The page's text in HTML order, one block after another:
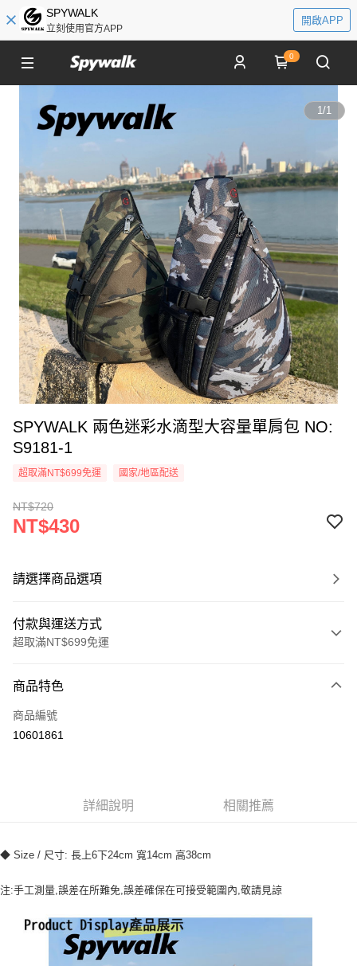
SPYWALK
立刻使用官方APP
開啟APP
0
1/1
SPYWALK 兩色迷彩水滴型大容量單肩包 NO:
S9181-1
超取滿NT$699免運 國家/地區配送
NT$720
NT$430
請選擇商品選項
付款與運送方式
超取滿NT$699免運
信用卡一次付款
超商取貨付款
每筆NT$70，滿NT$699(含以上)免運費
宅配
每筆NT$80，滿NT$699(含以上)免運費
商品特色
商品編號
10601861
詳細說明 相關推薦
◆ Size / 尺寸: 長上6下24cm 寬14cm 高38cm
注:手工測量,誤差在所難免,誤差確保在可接受範圍內,敬請見諒